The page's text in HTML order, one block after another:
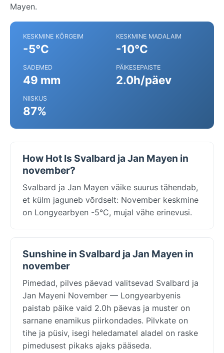
Mayen.
KESKMINE KÕRGEIM
-5°C
KESKMINE MADALAIM
-10°C
SADEMED
49 mm
PÄIKESEPAISTE
2.0h/päev
NIISKUS
87%
How Hot Is Svalbard ja Jan Mayen in
november?
Svalbard ja Jan Mayen väike suurus tähendab,
et külm jaguneb võrdselt: November keskmine
on Longyearbyen -5°C, mujal vähe erinevusi.
Sunshine in Svalbard ja Jan Mayen in
november
Pimedad, pilves päevad valitsevad Svalbard ja
Jan Mayeni November — Longyearbyenis
paistab päike vaid 2.0h päevas ja muster on
sarnane enamikus piirkondades. Pilvkate on
tihe ja püsiv, isegi heledamatel aladel on raske
pimedusest pikaks ajaks pääseda.